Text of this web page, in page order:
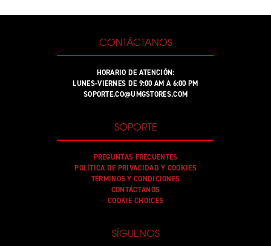
CONTÁCTANOS
HORARIO DE ATENCIÓN:
LUNES-VIERNES DE 9:00 AM A 6:00 PM
SOPORTE.CO@UMGSTORES.COM
SOPORTE
PREGUNTAS FRECUENTES
POLÍTICA DE PRIVACIDAD Y COOKIES
TÉRMINOS Y CONDICIONES
CONTÁCTANOS
COOKIE CHOICES
SÍGUENOS